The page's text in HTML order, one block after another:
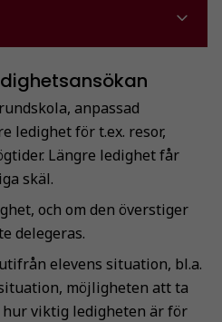
anpassad
ledighet för t.ex. resor,
Längre ledighet får
skäl.
och om den överstiger
delegeras.
elevens situation, bl.a.
möjligheten att ta
viktig ledigheten är för